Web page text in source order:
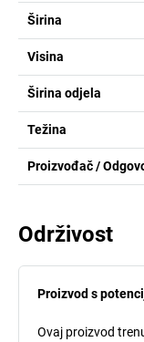
Širina
Visina
Širina odjela
Težina
Proizvođač /
Održivost
Proizvod s
Ovaj proizvod